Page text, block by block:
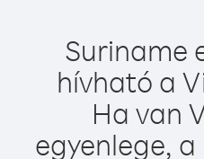
Suriname
hívható a
Ha van
egyenlege,